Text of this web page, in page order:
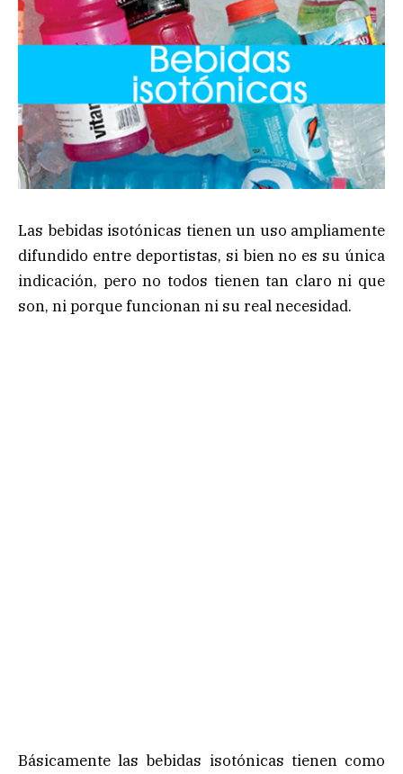
Las bebidas isotónicas tienen un uso ampliamente
difundido entre deportistas, si bien no es su única
indicación, pero no todos tienen tan claro ni que
son, ni porque funcionan ni su real necesidad.
Básicamente las bebidas isotónicas tienen como